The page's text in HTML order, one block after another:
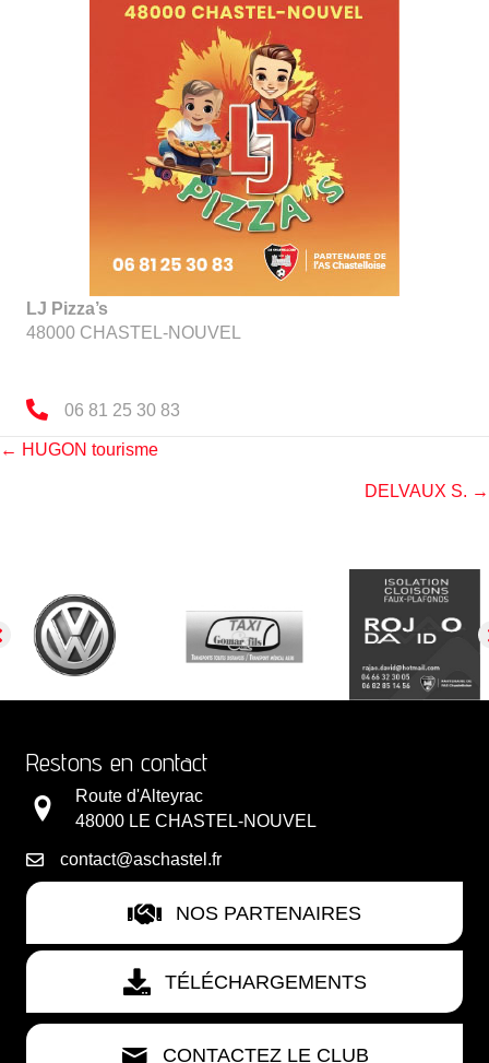
LJ Pizza’s
48000 CHASTEL-NOUVEL
06 81 25 30 83
Posts
← HUGON tourisme
DELVAUX S. →
Restons en contact
Route d'Alteyrac
48000 LE CHASTEL-NOUVEL
contact@aschastel.fr
NOS PARTENAIRES
TÉLÉCHARGEMENTS
CONTACTEZ LE CLUB